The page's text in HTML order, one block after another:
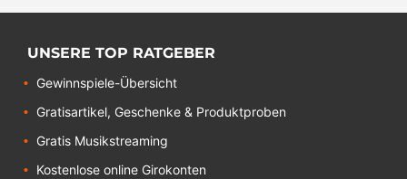
UNSERE TOP RATGEBER
Gewinnspiele-Übersicht
Gratisartikel, Geschenke & Produktproben
Gratis Musikstreaming
Kostenlose online Girokonten